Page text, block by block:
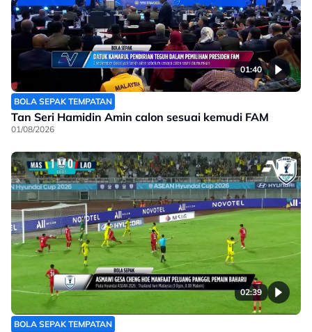
01:40
BOLA SEPAK TEMPATAN
Tan Seri Hamidin Amin calon sesuai kemudi FAM
01/08/2026
02:39
BOLA SEPAK TEMPATAN